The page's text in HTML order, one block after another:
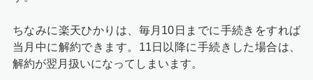
ちなみに楽天ひかりは、毎月10日までに手続きをすれば
当月中に解約できます。11日以降に手続きした場合は、
解約が翌月扱いになってしまいます。